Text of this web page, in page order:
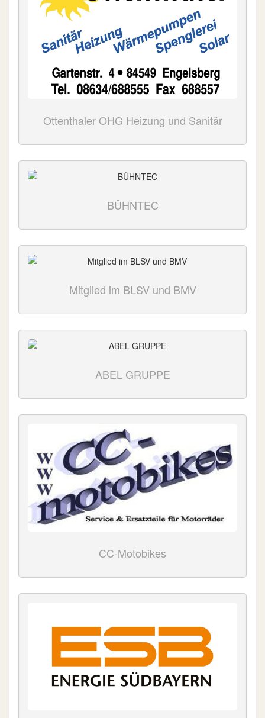
Ottenthaler OHG Heizung und Sanitär
BÜHNTEC
Mitglied im BLSV und BMV
ABEL GRUPPE
CC-Motobikes